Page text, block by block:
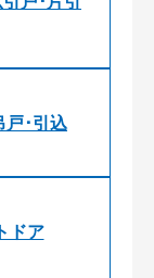
･引込
ドア